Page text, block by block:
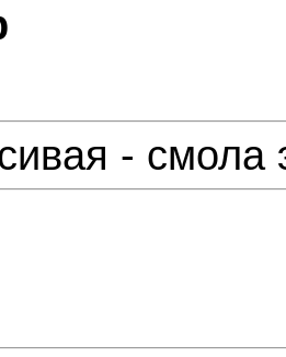
- смола